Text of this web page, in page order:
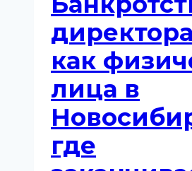
и
что
неё
ожидать
как
лица в
где